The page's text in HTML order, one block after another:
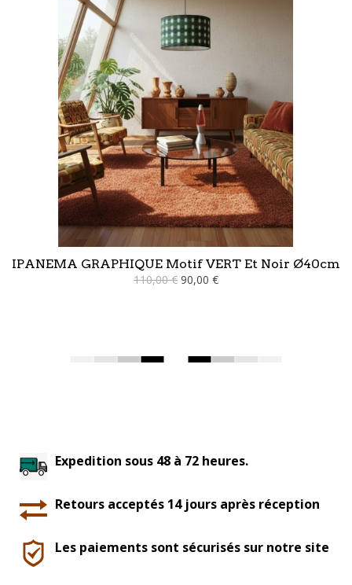
IPANEMA GRAPHIQUE Motif VERT Et Noir Ø40cm
110,00 € 90,00 €
Expedition sous 48 à 72 heures.
Retours acceptés 14 jours après réception
Les paiements sont sécurisés sur notre site